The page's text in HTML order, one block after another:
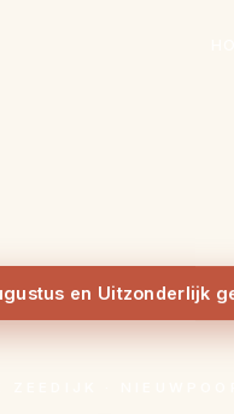
en Uitzonderlijk